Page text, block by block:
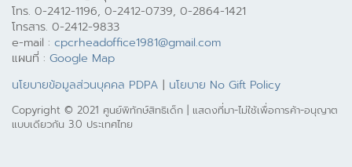
โทร. 0-2412-1196, 0-2412-0739, 0-2864-1421
โทรสาร. 0-2412-9833
e-mail : cpcrheadoffice1981@gmail.com
แผนที่ : Google Map
นโยบายข้อมูลส่วนบุคคล PDPA | นโยบาย No Gift Policy
Copyright © 2021 ศูนย์พิทักษ์สิทธิเด็ก | แสดงที่มา-ไม่ใช้เพื่อการค้า-อนุญาต
แบบเดียวกัน 3.0 ประเทศไทย